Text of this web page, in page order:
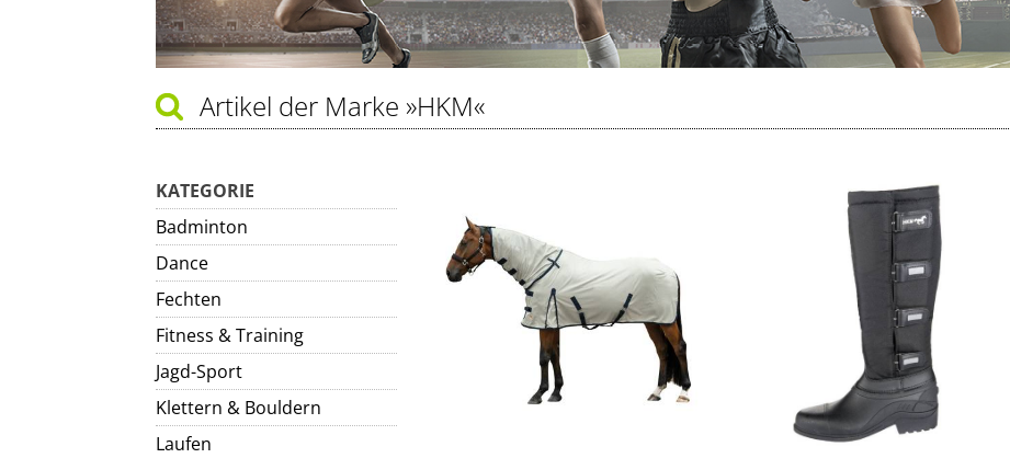
Artikel der Marke »HKM«
KATEGORIE
Badminton
Dance
Fechten
Fitness & Training
Jagd-Sport
Klettern & Bouldern
Laufen